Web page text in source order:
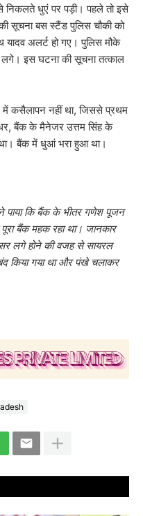
धुएं पर पड़ी। पहले तो इसे
सूचना बस स्टैंड पुलिस चौकी को
यादव अलर्ट हो गए। पुलिस मौके
इस घटना की सूचना तत्काल
कसैलापन नहीं था, जिससे प्रथम
बैंक के मैनेजर उत्तम सिंह के
बैंक में धुआं भरा हुआ था।
पाया कि बैंक के भीतर गणेश पूजन
बैंक महक रहा था। जानकार
लगे होने की वजह से सायरल
किया गया था और पंखे चलाकर